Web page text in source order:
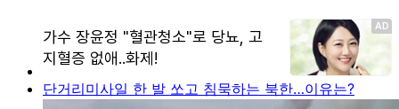
단거리미사일 한 발 쏘고 침묵하는 북한…이유는?